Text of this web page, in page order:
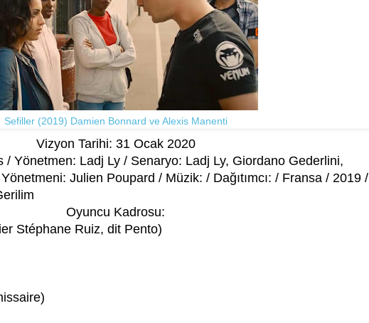
Sefiller (2019) Damien Bonnard ve Alexis Manenti
Vizyon Tarihi: 31 Ocak 2020
/ Yönetmen: Ladj Ly / Senaryo: Ladj Ly, Giordano Gederlini,
Julien Poupard / Müzik: / Dağıtımcı: / Fransa / 2019 /
Oyuncu Kadrosu:
Stéphane Ruiz, dit Pento)